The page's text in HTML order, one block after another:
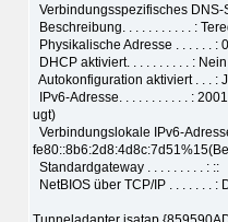
Verbindungsspezifisches DNS-
Beschreibung. . . . . . . . . . . :
Physikalische Adresse . . . . . .
DHCP aktiviert. . . . . . . . . . : Nein
Autokonfiguration aktiviert . . . :
IPv6-Adresse. . . . . . . . . . . :
ugt)
Verbindungslokale IPv6-
Standardgateway . . . . . . . . . : ::
NetBIOS über TCP/IP . . . . . . . :